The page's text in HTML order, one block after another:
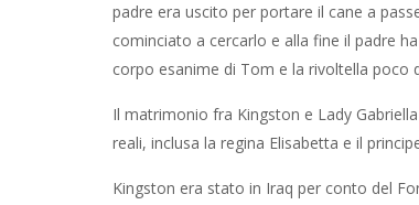
padre era uscito per portare il cane a
cominciato a cercarlo e alla fine il padre
corpo esanime di Tom e la rivoltella poco
Il matrimonio fra Kingston e Lady
reali, inclusa la regina Elisabetta e il
Kingston era stato in Iraq per conto del